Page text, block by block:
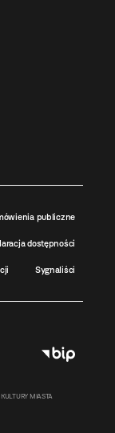
publiczne
dostępności
Sygnaliści
MIASTA